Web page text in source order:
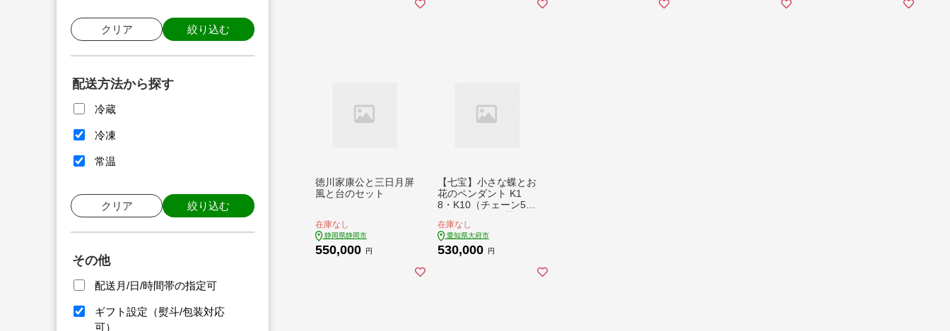
クリア 絞り込む
配送方法から探す
冷蔵
冷凍
常温
クリア 絞り込む
その他
配送月/日/時間帯の指定可
ギフト設定（熨斗/包装対応
可）
徳川家康公と三日月屏
風と台のセット
在庫なし
静岡県静岡市
550,000 円
【七宝】小さな蝶とお
花のペンダント K1
8・K10（チェーン50c
-
在庫なし
愛知県大府市
530,000 円